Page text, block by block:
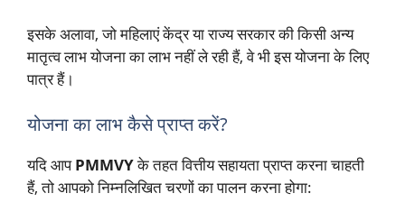
इसके अलावा, जो महिलाएं केंद्र या राज्य सरकार की किसी अन्य
मातृत्व लाभ योजना का लाभ नहीं ले रही हैं, वे भी इस योजना के लिए
पात्र हैं।
योजना का लाभ कैसे प्राप्त करें?
यदि आपPMMVYके तहत वित्तीय सहायता प्राप्त करना चाहती
हैं, तो आपको निम्नलिखित चरणों का पालन करना होगा: